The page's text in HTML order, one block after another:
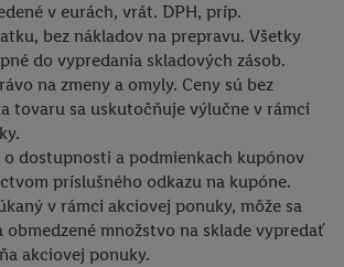
v eurách, vrát. DPH, príp.
bez nákladov na prepravu. Všetky
do vypredania skladových zásob.
na zmeny a omyly. Ceny sú bez
tovaru sa uskutočňuje výlučne v rámci
dostupnosti a podmienkach kupónov
príslušného odkazu na kupóne.
v rámci akciovej ponuky, môže sa
množstvo na sklade vypredať
akciovej ponuky.
tu.